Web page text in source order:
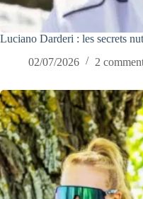
Luciano Darderi : les secrets
02/07/2026
2